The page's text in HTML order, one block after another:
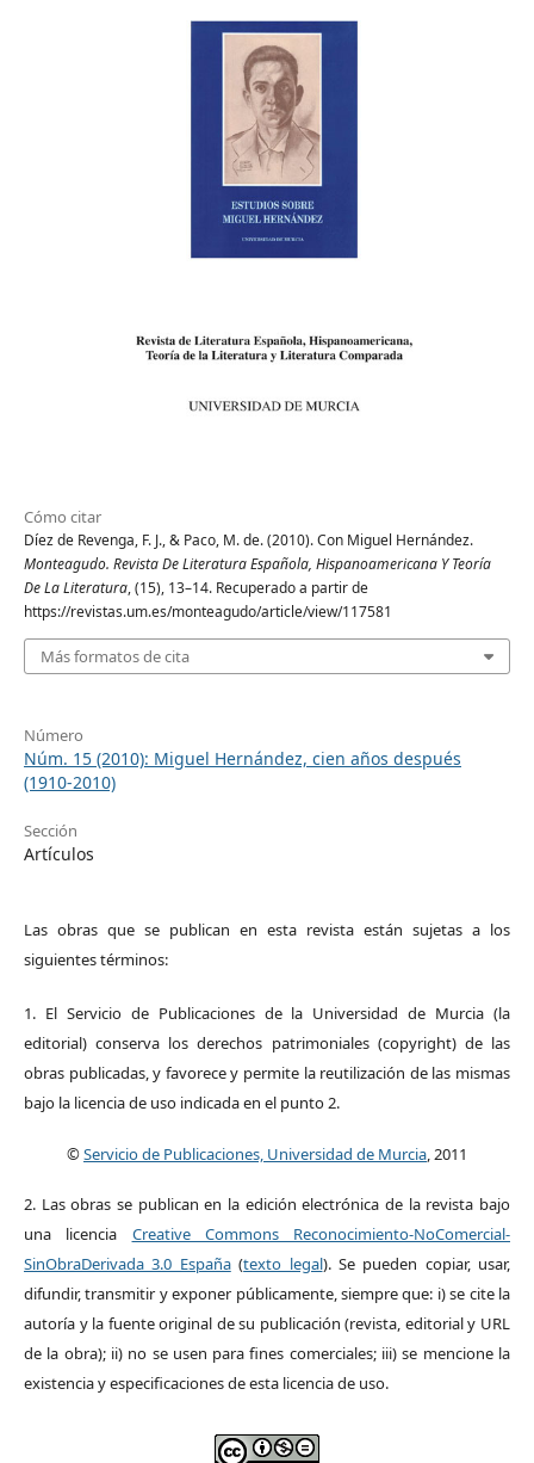
Cómo citar
Díez de Revenga, F. J., & Paco, M. de. (2010). Con Miguel Hernández.
Monteagudo. Revista De Literatura Española, Hispanoamericana Y Teoría
De La Literatura, (15), 13–14. Recuperado a partir de
https://revistas.um.es/monteagudo/article/view/117581
Más formatos de cita
Número
Núm. 15 (2010): Miguel Hernández, cien años después
(1910-2010)
Sección
Artículos
Las obras que se publican en esta revista están sujetas a los
siguientes términos:
1. El Servicio de Publicaciones de la Universidad de Murcia (la
editorial) conserva los derechos patrimoniales (copyright) de las
obras publicadas, y favorece y permite la reutilización de las mismas
bajo la licencia de uso indicada en el punto 2.
©Servicio de Publicaciones, Universidad de Murcia, 2011
2. Las obras se publican en la edición electrónica de la revista bajo
una licencia Creative Commons Reconocimiento-NoComercial-
SinObraDerivada 3.0 España(texto legal). Se pueden copiar, usar,
difundir, transmitir y exponer públicamente, siempre que: i) se cite la
autoría y la fuente original de su publicación (revista, editorial y URL
de la obra); ii) no se usen para fines comerciales; iii) se mencione la
existencia y especificaciones de esta licencia de uso.